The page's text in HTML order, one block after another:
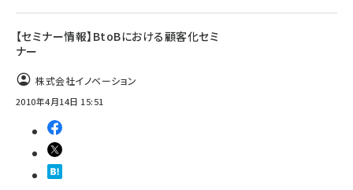
【セミナー情報】BtoBにおける顧客化セミ
ナー
株式会社イノベーション
2010年4月14日 15:51